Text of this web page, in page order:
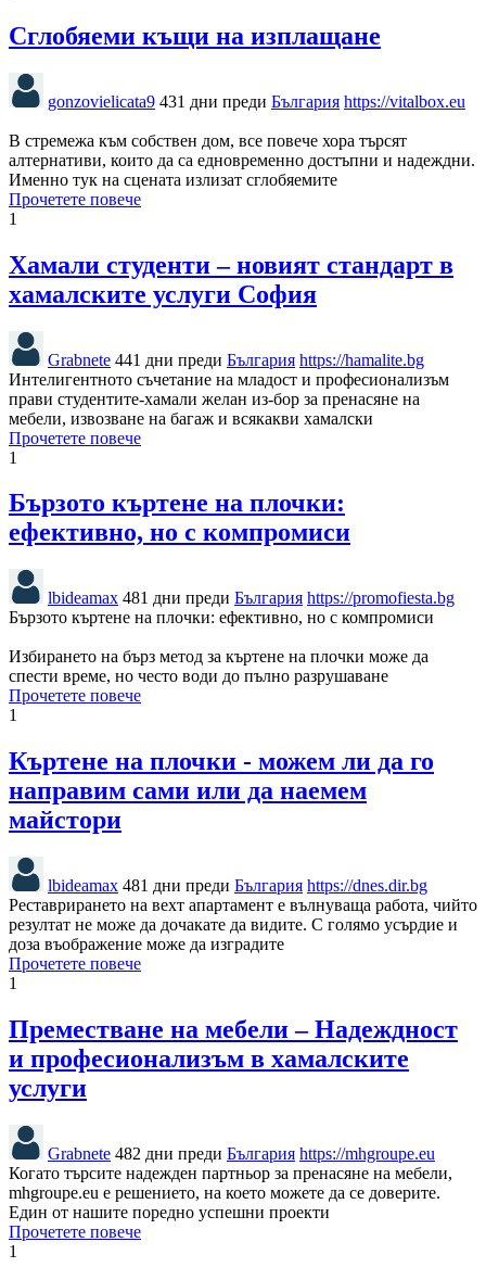
Сглобяеми къщи на изплащане
gonzovielicata9 431 дни преди България https://vitalbox.eu
В стремежа към собствен дом, все повече хора търсят
алтернативи, които да са едновременно достъпни и надеждни.
Именно тук на сцената излизат сглобяемите
Прочетете повече
1
Хамали студенти – новият стандарт в
хамалските услуги София
Grabnete 441 дни преди България https://hamalite.bg
Интелигентното съчетание на младост и професионализъм
прави студентите-хамали желан из-бор за пренасяне на
мебели, извозване на багаж и всякакви хамалски
Прочетете повече
1
Бързото къртене на плочки:
ефективно, но с компромиси
lbideamax 481 дни преди България https://promofiesta.bg
Бързото къртене на плочки: ефективно, но с компромиси
Избирането на бърз метод за къртене на плочки може да
спести време, но често води до пълно разрушаване
Прочетете повече
1
Къртене на плочки - можем ли да го
направим сами или да наемем
майстори
lbideamax 481 дни преди България https://dnes.dir.bg
Реставрирането на вехт апартамент е вълнуваща работа, чийто
резултат не може да дочакате да видите. С голямо усърдие и
доза въображение може да изградите
Прочетете повече
1
Преместване на мебели – Надеждност
и професионализъм в хамалските
услуги
Grabnete 482 дни преди България https://mhgroupe.eu
Когато търсите надежден партньор за пренасяне на мебели,
mhgroupe.eu е решението, на което можете да се доверите.
Един от нашите поредно успешни проекти
Прочетете повече
1